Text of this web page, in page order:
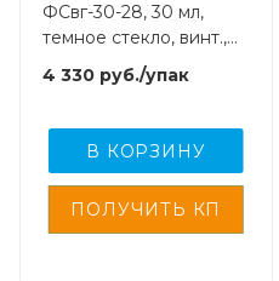
ФСвг-30-28, 30 мл,
темное стекло, винт.,
горло G28, 110 шт/упак
4 330 руб./упак
В КОРЗИНУ